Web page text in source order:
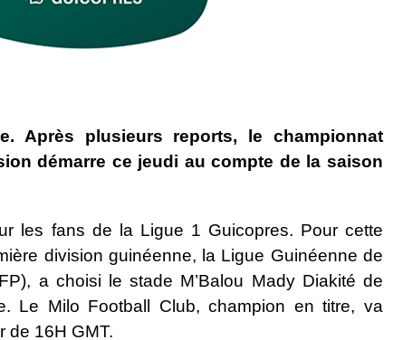
Après plusieurs reports, le championnat
démarre ce jeudi au compte de la saison
les fans de la Ligue 1 Guicopres. Pour cette
division guinéenne, la Ligue Guinéenne de
a choisi le stade M’Balou Mady Diakité de
Le Milo Football Club, champion en titre, va
de 16H GMT.